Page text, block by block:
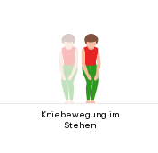
Kniebewegung im
Stehen